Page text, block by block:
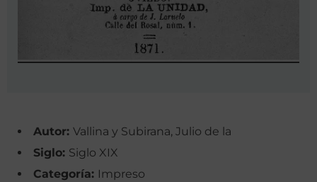
Autor: Vallina y Subirana, Julio de la
Siglo: Siglo XIX
Categoría: Impreso